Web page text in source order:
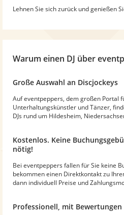
Lehnen Sie sich zurück und genießen
Warum einen DJ über
Große Auswahl an Discjockeys
Auf eventpeppers, dem großen Portal
Unterhaltungskünstler und Tänzer,
DJs rund um Hildesheim,
Kostenlos. Keine
nötig!
Bei eventpeppers fallen für Sie keine
bekommen einen Direktkontakt zu
dann individuell Preise und
Professionell, mit Bewertungen